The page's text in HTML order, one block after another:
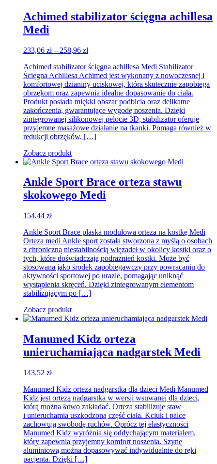
Achimed stabilizator ścięgna achillesa
Medi
233,06 zł – 258,96 złZakres
od
233,06 zł
do
258,96 zł
Achimed stabilizator ścięgna achillesa Medi Stabilizator
Ścięgna Achillesa Achimed jest wykonany z nowoczesnej i
komfortowej dzianiny uciskowej, która skutecznie zapobiega
obrzękom oraz zapewnia idealne dopasowanie do ciała.
Produkt posiada miękki obszar podbicia oraz delikatne
zakończenia, gwarantujące wygodę noszenia. Dzięki
zintegrowanej silikonowej pelocie 3D, stabilizator oferuje
przyjemne masażowe działanie na tkanki. Pomaga również w
redukcji obrzęków, […]
Zobacz produkt
Ankle Sport Brace orteza stawu
skokowego Medi
154,44 zł
Ankle Sport Brace płaska modułowa orteza na kostkę Medi
Orteza medi Ankle sport została stworzona z myślą o osobach
z chroniczną niestabilnością więzadeł w okolicy kostki oraz o
tych, które doświadczają podrażnień kostki. Może być
stosowana jako środek zapobiegawczy przy powracaniu do
aktywności sportowej po urazie, pomagając uniknąć
wystąpienia skręceń. Dzięki zintegrowanym elementom
stabilizującym po […]
Zobacz produkt
Manumed Kidz orteza
unieruchamiająca nadgarstek Medi
143,52 zł
Manumed Kidz orteza nadgarstka dla dzieci Medi Manumed
Kidz jest ortezą nadgarstka w wersji wsuwanej dla dzieci,
którą można łatwo zakładać. Orteza stabilizuje staw
i unieruchamia uszkodzoną część ciała. Kciuk i palce
zachowują swobodę ruchów. Oprócz tej elastyczności
Manumed Kidz wyróżnia się oddychającym materiałem,
który zapewnia przyjemny komfort noszenia. Szynę
aluminiową można dopasowywać indywidualnie do ręki
pacjenta. Dzięki […]